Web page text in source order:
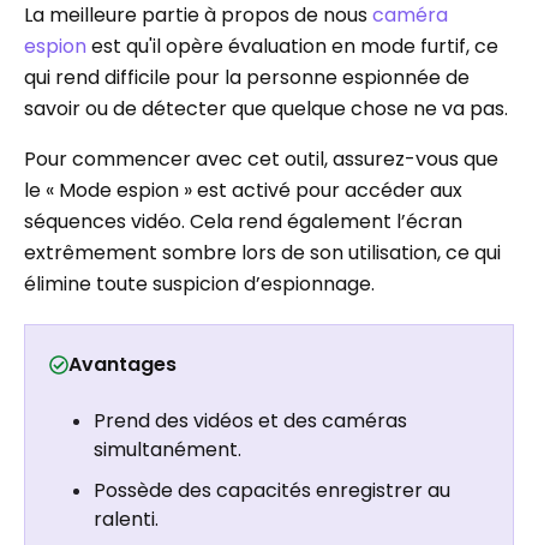
La meilleure partie à propos de nouscaméra
espion est qu'il opère évaluation en mode furtif, ce
qui rend difficile pour la personne espionnée de
savoir ou de détecter que quelque chose ne va pas.
Pour commencer avec cet outil, assurez-vous que
le « Mode espion » est activé pour accéder aux
séquences vidéo. Cela rend également l’écran
extrêmement sombre lors de son utilisation, ce qui
élimine toute suspicion d’espionnage.
Avantages
Prend des vidéos et des caméras
simultanément.
Possède des capacités enregistrer au
ralenti.